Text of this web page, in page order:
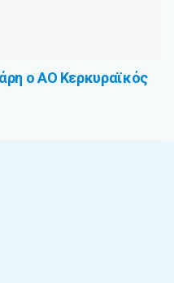
ο ΑΟ Κερκυραϊκός